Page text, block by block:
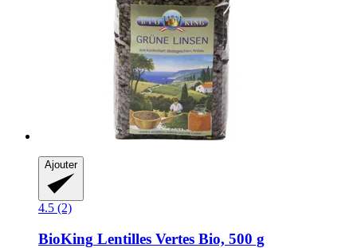
Ajouter
4.5 (2)
BioKing Lentilles Vertes Bio, 500 g